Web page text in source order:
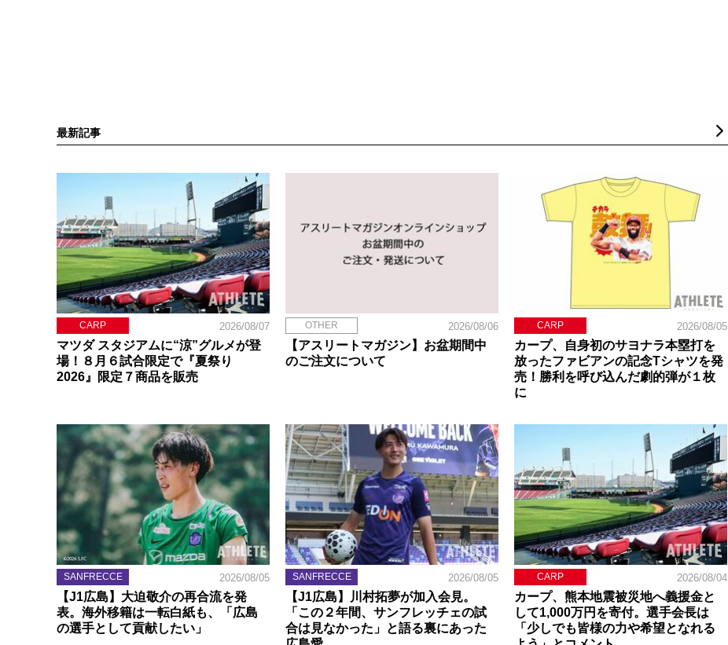
最新記事
CARP 2026/08/07
マツダ スタジアムに“涼”グルメが登
場！８月６試合限定で『夏祭り
2026』限定７商品を販売
OTHER 2026/08/06
【アスリートマガジン】お盆期間中
のご注文について
CARP 2026/08/05
カープ、自身初のサヨナラ本塁打を
放ったファビアンの記念Tシャツを発
売！勝利を呼び込んだ劇的弾が１枚
に
SANFRECCE 2026/08/05
【J1広島】大迫敬介の再合流を発
表。海外移籍は一転白紙も、「広島
の選手として貢献したい」
SANFRECCE 2026/08/05
【J1広島】川村拓夢が加入会見。
「この２年間、サンフレッチェの試
合は見なかった」と語る裏にあった
CARP 2026/08/04
カープ、熊本地震被災地へ義援金と
して1,000万円を寄付。選手会長は
「少しでも皆様の力や希望となれる